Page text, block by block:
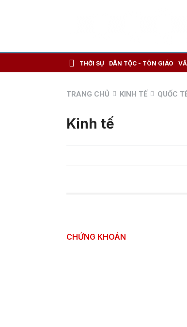
THỜI SỰ DÂN TỘC - TÔN GIÁO
TRANG CHỦ KINH TẾ QUỐC
Kinh tế
CHỨNG KHOÁN